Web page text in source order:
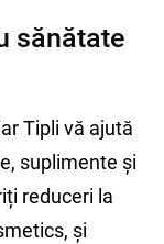
sănătate
Tipli vă ajută
suplimente și
reduceri la
și